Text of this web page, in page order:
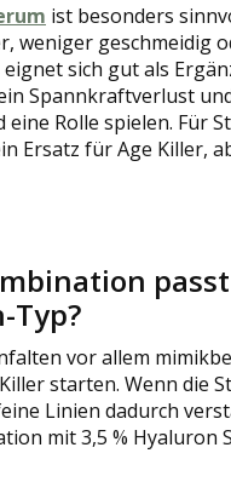
ist besonders
weniger geschmeidig
sich gut als
Spannkraftverlust
Rolle spielen. Für
Ersatz für Age Killer,
Typ?
vor allem
starten. Wenn die
Linien dadurch
mit 3,5 % Hyaluron